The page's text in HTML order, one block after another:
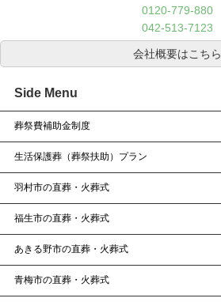
0120-779-880
042-513-7123
会社概要はこちら
Side Menu
葬祭費補助金制度
生活保護葬（葬祭扶助）プラン
羽村市の直葬・火葬式
福生市の直葬・火葬式
あきる野市の直葬・火葬式
青梅市の直葬・火葬式